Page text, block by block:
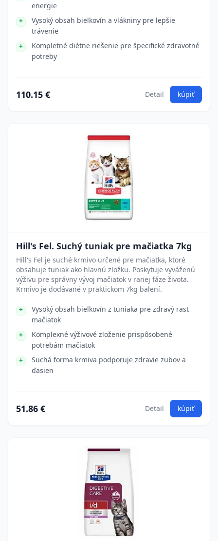
energie
Vysoký obsah bielkovín a vlákniny pre lepšie
trávenie
Kompletné diétne riešenie pre špecifické zdravotné
potreby
110.15 € Detail kúpiť
Hill's Fel. Suchý tuniak pre mačiatka 7kg
Hill's Fel je suché krmivo určené pre mačiatka, ktoré
obsahuje tuniak ako hlavnú zložku. Poskytuje vyváženú
výživu pre správny vývoj mačiatok v ranej fáze života.
Krmivo je dodávané v praktickom 7kg balení.
Vysoký obsah bielkovín z tuniaka pre zdravý rast
mačiatok
Komplexné výživové zloženie prispôsobené
potrebám mačiatok
Suchá forma krmiva podporuje zdravie zubov a
ďasien
51.86 € Detail kúpiť